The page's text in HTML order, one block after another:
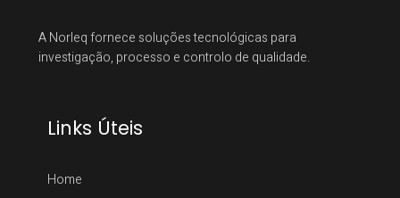
A Norleq fornece soluções tecnológicas para
investigação, processo e controlo de qualidade.
Links Úteis
Home